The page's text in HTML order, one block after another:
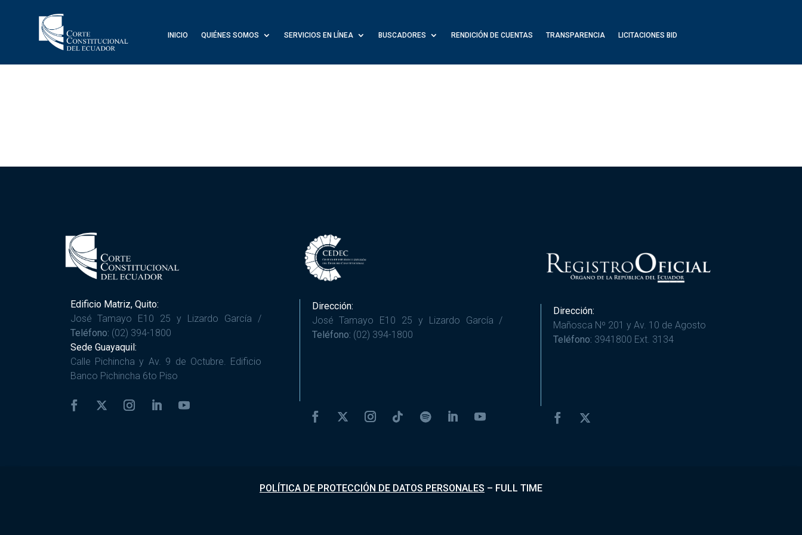
INICIO QUIÉNES SOMOS SERVICIOS EN LÍNEA BUSCADORES RENDICIÓN DE CUENTAS TRANSPARENCIA LICITACIONES BID
Edificio Matriz, Quito:
José Tamayo E10 25 y Lizardo García /
Teléfono: (02) 394-1800
Sede Guayaquil:
Calle Pichincha y Av. 9 de Octubre. Edificio
Banco Pichincha 6to Piso
Dirección:
José Tamayo E10 25 y Lizardo García /
Teléfono: (02) 394-1800
Dirección:
Mañosca Nº 201 y Av. 10 de Agosto
Teléfono: 3941800 Ext. 3134
POLÍTICA DE PROTECCIÓN DE DATOS PERSONALES – FULL TIME